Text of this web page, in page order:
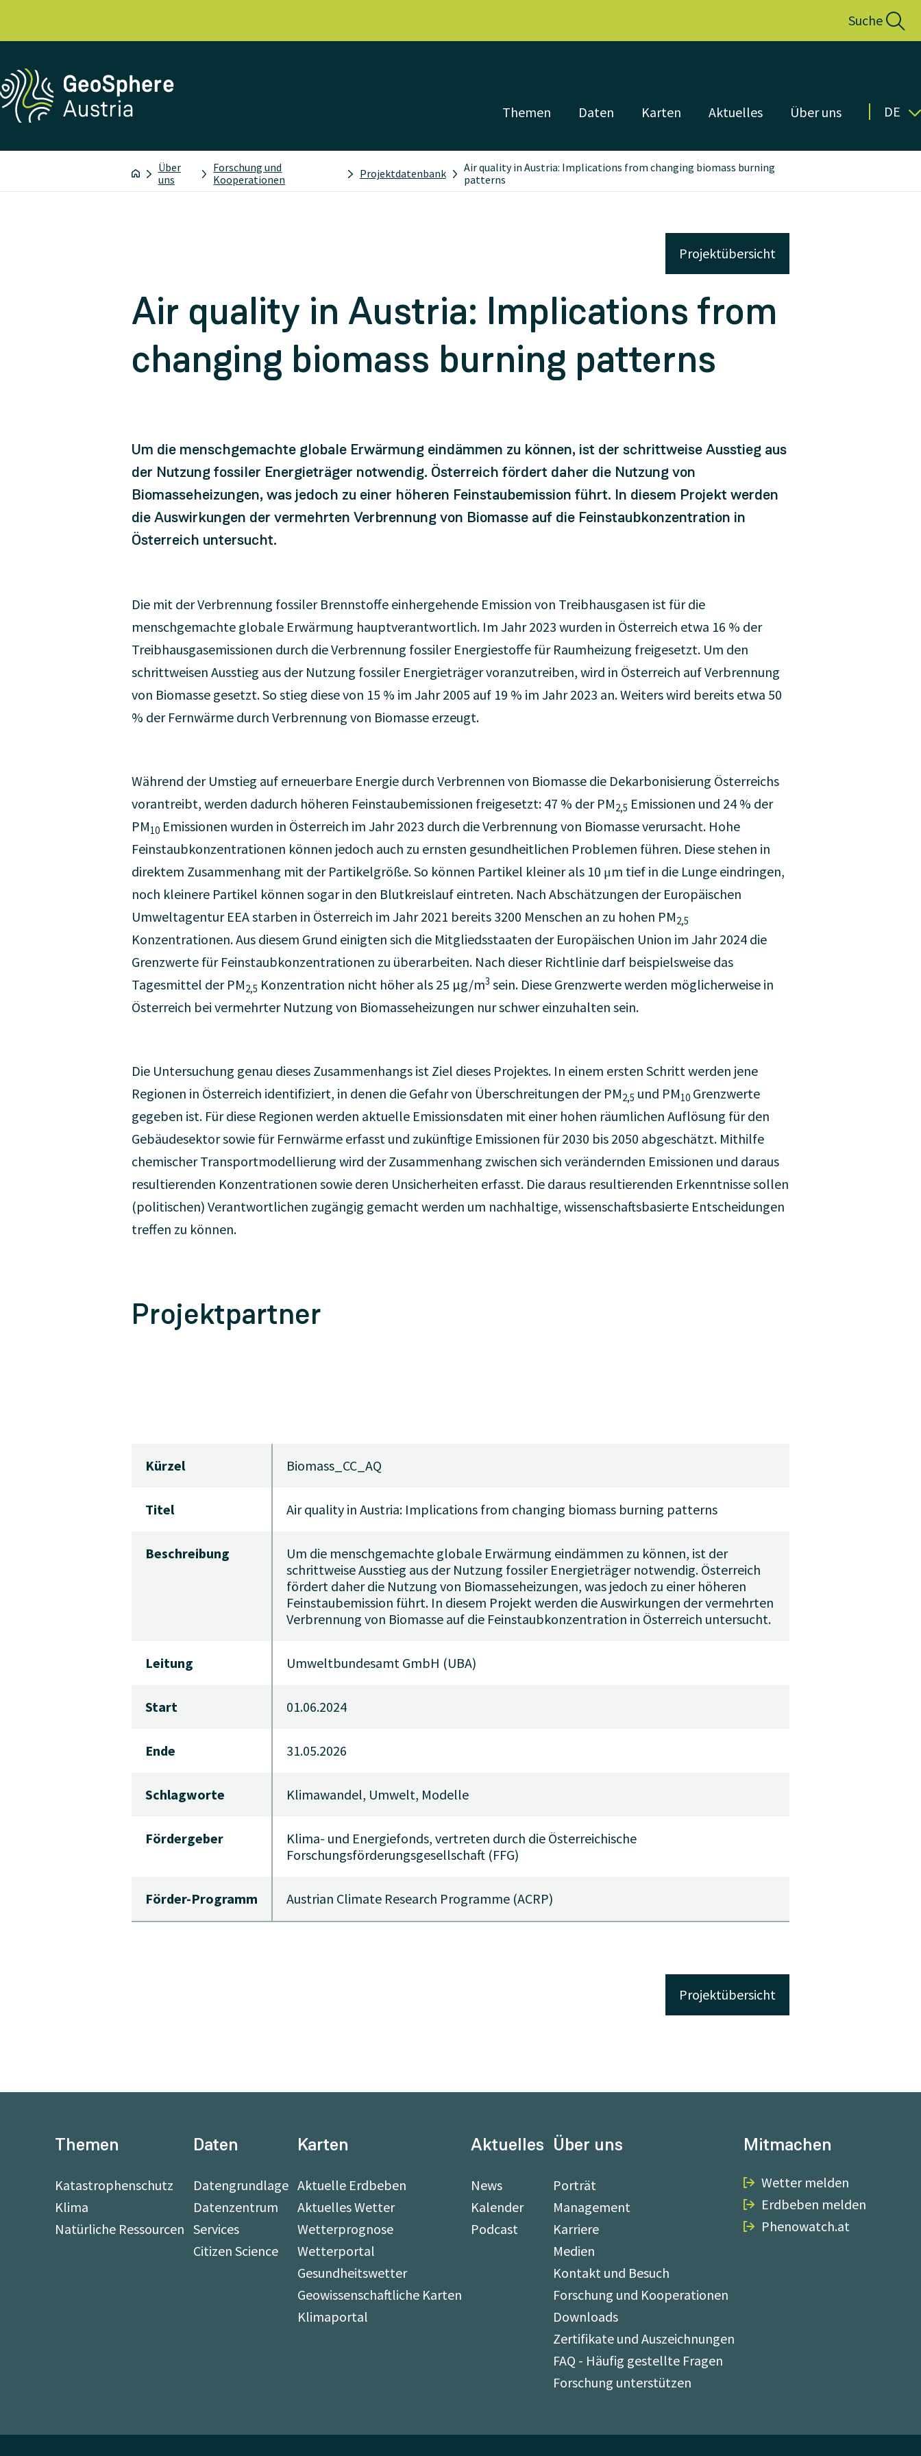
Suche
Themen Daten Karten Aktuelles Über uns DE
Über
uns
Forschung und
Kooperationen
Projektdatenbank
Air quality in Austria: Implications from changing biomass burning
patterns
Projektübersicht
Air quality in Austria: Implications from
changing biomass burning patterns
Um die menschgemachte globale Erwärmung eindämmen zu können, ist der schrittweise Ausstieg aus
der Nutzung fossiler Energieträger notwendig. Österreich fördert daher die Nutzung von
Biomasseheizungen, was jedoch zu einer höheren Feinstaubemission führt. In diesem Projekt werden
die Auswirkungen der vermehrten Verbrennung von Biomasse auf die Feinstaubkonzentration in
Österreich untersucht.
Die mit der Verbrennung fossiler Brennstoffe einhergehende Emission von Treibhausgasen ist für die
menschgemachte globale Erwärmung hauptverantwortlich. Im Jahr 2023 wurden in Österreich etwa 16 % der
Treibhausgasemissionen durch die Verbrennung fossiler Energiestoffe für Raumheizung freigesetzt. Um den
schrittweisen Ausstieg aus der Nutzung fossiler Energieträger voranzutreiben, wird in Österreich auf Verbrennung
von Biomasse gesetzt. So stieg diese von 15 % im Jahr 2005 auf 19 % im Jahr 2023 an. Weiters wird bereits etwa 50
% der Fernwärme durch Verbrennung von Biomasse erzeugt.
Während der Umstieg auf erneuerbare Energie durch Verbrennen von Biomasse die Dekarbonisierung Österreichs
vorantreibt, werden dadurch höheren Feinstaubemissionen freigesetzt: 47 % der PM2,5 Emissionen und 24 % der
PM10 Emissionen wurden in Österreich im Jahr 2023 durch die Verbrennung von Biomasse verursacht. Hohe
Feinstaubkonzentrationen können jedoch auch zu ernsten gesundheitlichen Problemen führen. Diese stehen in
direktem Zusammenhang mit der Partikelgröße. So können Partikel kleiner als 10 μm tief in die Lunge eindringen,
noch kleinere Partikel können sogar in den Blutkreislauf eintreten. Nach Abschätzungen der Europäischen
Umweltagentur EEA starben in Österreich im Jahr 2021 bereits 3200 Menschen an zu hohen PM2,5
Konzentrationen. Aus diesem Grund einigten sich die Mitgliedsstaaten der Europäischen Union im Jahr 2024 die
Grenzwerte für Feinstaubkonzentrationen zu überarbeiten. Nach dieser Richtlinie darf beispielsweise das
Tagesmittel der PM2,5 Konzentration nicht höher als 25 µg/m3 sein. Diese Grenzwerte werden möglicherweise in
Österreich bei vermehrter Nutzung von Biomasseheizungen nur schwer einzuhalten sein.
Die Untersuchung genau dieses Zusammenhangs ist Ziel dieses Projektes. In einem ersten Schritt werden jene
Regionen in Österreich identifiziert, in denen die Gefahr von Überschreitungen der PM2,5 und PM10 Grenzwerte
gegeben ist. Für diese Regionen werden aktuelle Emissionsdaten mit einer hohen räumlichen Auflösung für den
Gebäudesektor sowie für Fernwärme erfasst und zukünftige Emissionen für 2030 bis 2050 abgeschätzt. Mithilfe
chemischer Transportmodellierung wird der Zusammenhang zwischen sich verändernden Emissionen und daraus
resultierenden Konzentrationen sowie deren Unsicherheiten erfasst. Die daraus resultierenden Erkenntnisse sollen
(politischen) Verantwortlichen zugängig gemacht werden um nachhaltige, wissenschaftsbasierte Entscheidungen
treffen zu können.
Projektpartner
Kürzel Biomass_CC_AQ
Titel Air quality in Austria: Implications from changing biomass burning patterns
Beschreibung
Um die menschgemachte globale Erwärmung eindämmen zu können, ist der
schrittweise Ausstieg aus der Nutzung fossiler Energieträger notwendig. Österreich
fördert daher die Nutzung von Biomasseheizungen, was jedoch zu einer höheren
Feinstaubemission führt. In diesem Projekt werden die Auswirkungen der vermehrten
Verbrennung von Biomasse auf die Feinstaubkonzentration in Österreich untersucht.
Leitung Umweltbundesamt GmbH (UBA)
Start 01.06.2024
Ende 31.05.2026
Schlagworte Klimawandel, Umwelt, Modelle
Fördergeber
Klima- und Energiefonds, vertreten durch die Österreichische
Forschungsförderungsgesellschaft (FFG)
Förder-Programm Austrian Climate Research Programme (ACRP)
Projektübersicht
Themen
Katastrophenschutz
Klima
Natürliche Ressourcen
Daten
Datengrundlage
Datenzentrum
Services
Citizen Science
Karten
Aktuelle Erdbeben
Aktuelles Wetter
Wetterprognose
Wetterportal
Gesundheitswetter
Geowissenschaftliche Karten
Klimaportal
Aktuelles
News
Kalender
Podcast
Über uns
Porträt
Management
Karriere
Medien
Kontakt und Besuch
Forschung und Kooperationen
Downloads
Zertifikate und Auszeichnungen
FAQ - Häufig gestellte Fragen
Forschung unterstützen
Mitmachen
Wetter melden
Erdbeben melden
Phenowatch.at